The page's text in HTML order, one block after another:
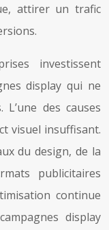
attirer un trafic
investissent
display qui ne
des causes
visuel insuffisant.
du design, de la
publicitaires
continue
display